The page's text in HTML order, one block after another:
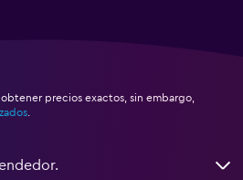
precios exactos, sin embargo,
.